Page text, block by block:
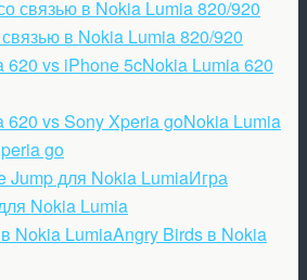
в Nokia Lumia 820/920
Nokia Lumia 620
Nokia Lumia
go
Игра
Nokia Lumia
Angry Birds в Nokia